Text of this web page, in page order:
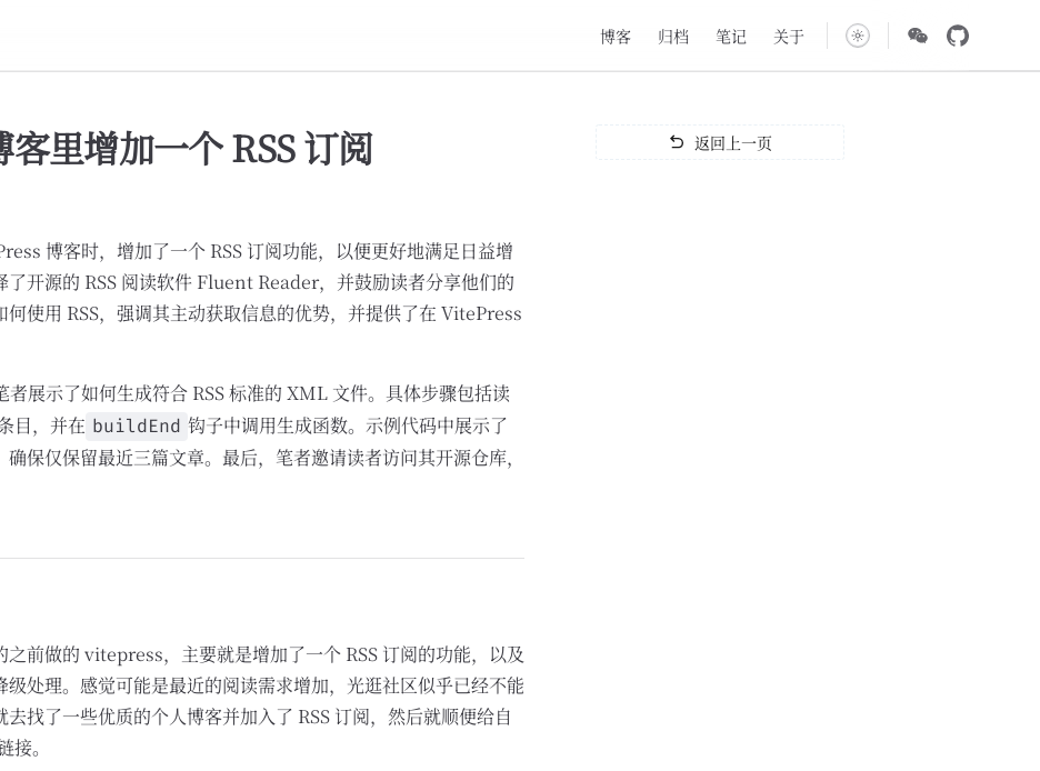
博客 归档 笔记 关于
返回上一页
里增加一个 RSS 订阅
博客时，增加了一个 RSS 订阅功能，以便更好地满足日益增
了开源的 RSS 阅读软件 Fluent Reader，并鼓励读者分享他们的
使用 RSS，强调其主动获取信息的优势，并提供了在 VitePress
展示了如何生成符合 RSS 标准的 XML 文件。具体步骤包括读
目，并在 buildEnd 钩子中调用生成函数。示例代码中展示了
保仅保留最近三篇文章。最后，笔者邀请读者访问其开源仓库，
前做的 vitepress，主要就是增加了一个 RSS 订阅的功能，以及
处理。感觉可能是最近的阅读需求增加，光逛社区似乎已经不能
找了一些优质的个人博客并加入了 RSS 订阅，然后就顺便给自
。